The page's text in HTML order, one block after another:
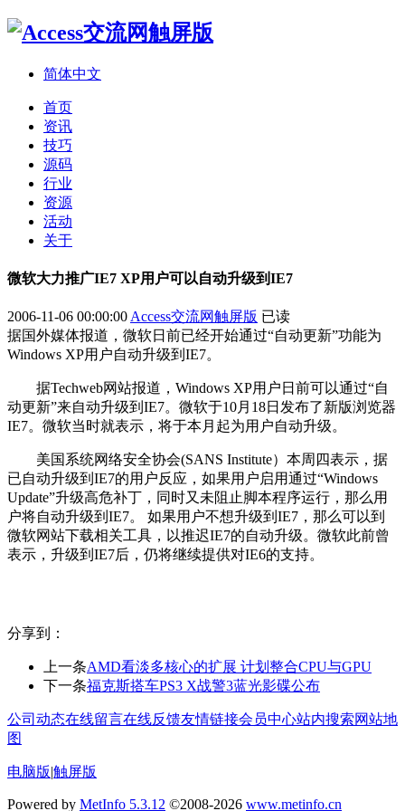
简体中文
首页
资讯
技巧
源码
行业
资源
活动
关于
微软大力推广IE7 XP用户可以自动升级到IE7
2006-11-06 00:00:00 Access交流网触屏版 已读
据国外媒体报道，微软日前已经开始通过“自动更新”功能为
Windows XP用户自动升级到IE7。
据Techweb网站报道，Windows XP用户日前可以通过“自
动更新”来自动升级到IE7。微软于10月18日发布了新版浏览器
IE7。微软当时就表示，将于本月起为用户自动升级。
美国系统网络安全协会(SANS Institute）本周四表示，据
已自动升级到IE7的用户反应，如果用户启用通过“Windows
Update”升级高危补丁，同时又未阻止脚本程序运行，那么用
户将自动升级到IE7。 如果用户不想升级到IE7，那么可以到
微软网站下载相关工具，以推迟IE7的自动升级。微软此前曾
表示，升级到IE7后，仍将继续提供对IE6的支持。
分享到：
上一条AMD看淡多核心的扩展 计划整合CPU与GPU
下一条福克斯搭车PS3 X战警3蓝光影碟公布
公司动态在线留言在线反馈友情链接会员中心站内搜索网站地
图
电脑版|触屏版
Powered by MetInfo 5.3.12 ©2008-2026 www.metinfo.cn